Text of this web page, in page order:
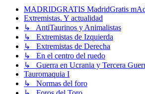
MADRIDGRATIS MadridGratis
Extremistas. Y actualidad
↳ AntiTaurinos y Animalistas
↳ Extremistas de Izquierda
↳ Extremistas de Derecha
↳ En el centro del ruedo
↳ Guerra en Ucrania y Tercera
Tauromaquia I
↳ Normas del foro